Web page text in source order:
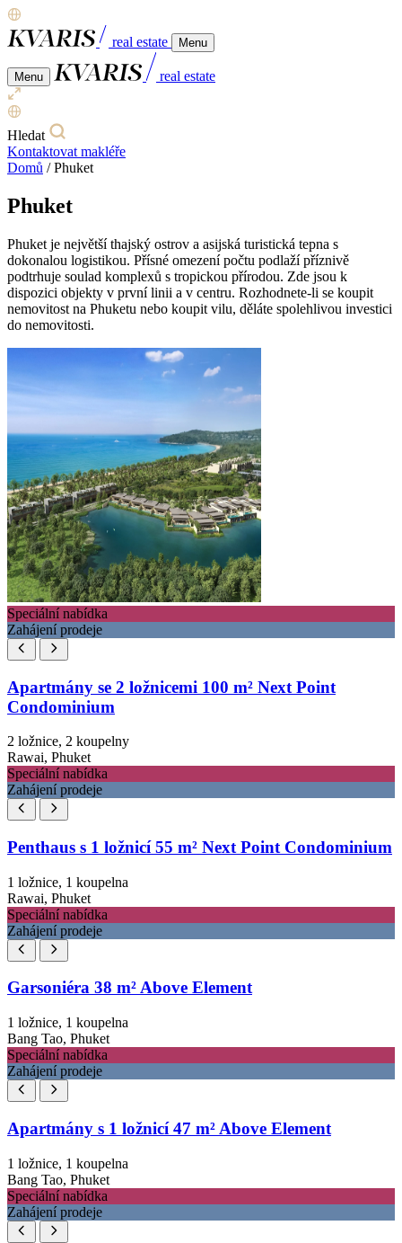
real estate Menu
Menu real estate
Hledat
Kontaktovat makléře
Domů / Phuket
Phuket
Phuket je největší thajský ostrov a asijská turistická tepna s
dokonalou logistikou. Přísné omezení počtu podlaží příznivě
podtrhuje soulad komplexů s tropickou přírodou. Zde jsou k
dispozici objekty v první linii a v centru. Rozhodnete-li se koupit
nemovitost na Phuketu nebo koupit vilu, děláte spolehlivou investici
do nemovitosti.
Speciální nabídka
Zahájení prodeje
Apartmány se 2 ložnicemi 100 m² Next Point
Condominium
2 ložnice, 2 koupelny
Rawai, Phuket
Speciální nabídka
Zahájení prodeje
Penthaus s 1 ložnicí 55 m² Next Point Condominium
1 ložnice, 1 koupelna
Rawai, Phuket
Speciální nabídka
Zahájení prodeje
Garsoniéra 38 m² Above Element
1 ložnice, 1 koupelna
Bang Tao, Phuket
Speciální nabídka
Zahájení prodeje
Apartmány s 1 ložnicí 47 m² Above Element
1 ložnice, 1 koupelna
Bang Tao, Phuket
Speciální nabídka
Zahájení prodeje